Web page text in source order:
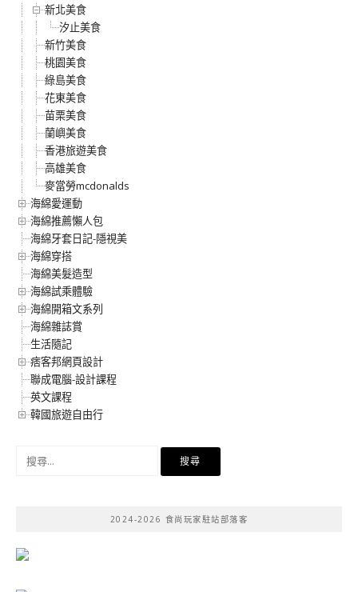
新北美食
汐止美食
新竹美食
桃園美食
綠島美食
花東美食
苗栗美食
蘭嶼美食
香港旅遊美食
高雄美食
麥當勞mcdonalds
海綿愛運動
海綿推薦懶人包
海綿牙套日記-隱視美
海綿穿搭
海綿美髮造型
海綿試乘體驗
海綿開箱文系列
海綿雜誌賞
生活隨記
痞客邦網頁設計
聯成電腦-設計課程
英文課程
韓國旅遊自由行
2024-2026 食尚玩家駐站部落客